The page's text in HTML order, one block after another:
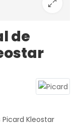
de
Kleostar